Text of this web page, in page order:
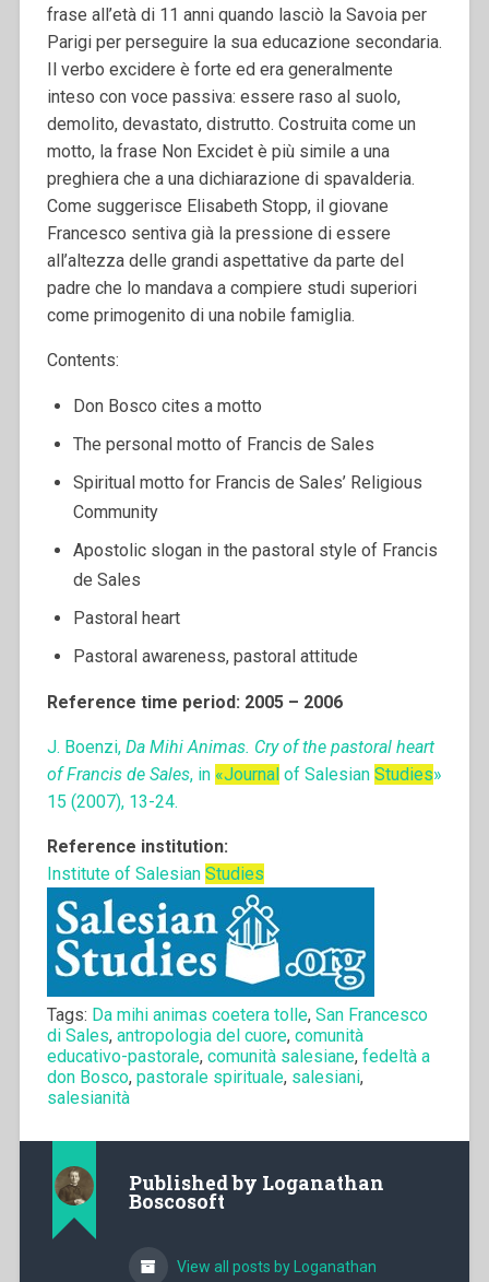
frase all’età di 11 anni quando lasciò la Savoia per
Parigi per perseguire la sua educazione secondaria.
Il verbo excidere è forte ed era generalmente
inteso con voce passiva: essere raso al suolo,
demolito, devastato, distrutto. Costruita come un
motto, la frase Non Excidet è più simile a una
preghiera che a una dichiarazione di spavalderia.
Come suggerisce Elisabeth Stopp, il giovane
Francesco sentiva già la pressione di essere
all’altezza delle grandi aspettative da parte del
padre che lo mandava a compiere studi superiori
come primogenito di una nobile famiglia.
Contents:
Don Bosco cites a motto
The personal motto of Francis de Sales
Spiritual motto for Francis de Sales’ Religious
Community
Apostolic slogan in the pastoral style of Francis
de Sales
Pastoral heart
Pastoral awareness, pastoral attitude
Reference time period: 2005 – 2006
J. Boenzi, Da Mihi Animas. Cry of the pastoral heart
of Francis de Sales, in «Journalof Salesian Studies»
15 (2007), 13-24.
Reference institution:
Institute of Salesian Studies
Tags: Da mihi animas coetera tolle, San Francesco
di Sales, antropologia del cuore, comunità
educativo-pastorale, comunità salesiane, fedeltà a
don Bosco, pastorale spirituale, salesiani,
salesianità
Published by Loganathan
Boscosoft
View all posts by Loganathan